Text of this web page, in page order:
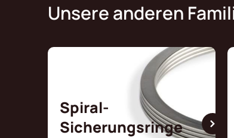
Unsere anderen
Spiral-
Sicherungsringe